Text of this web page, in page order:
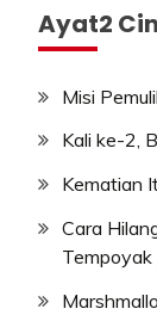
Ayat2
Misi
Kali ke-2,
Kematian
Cara
Tempoyak